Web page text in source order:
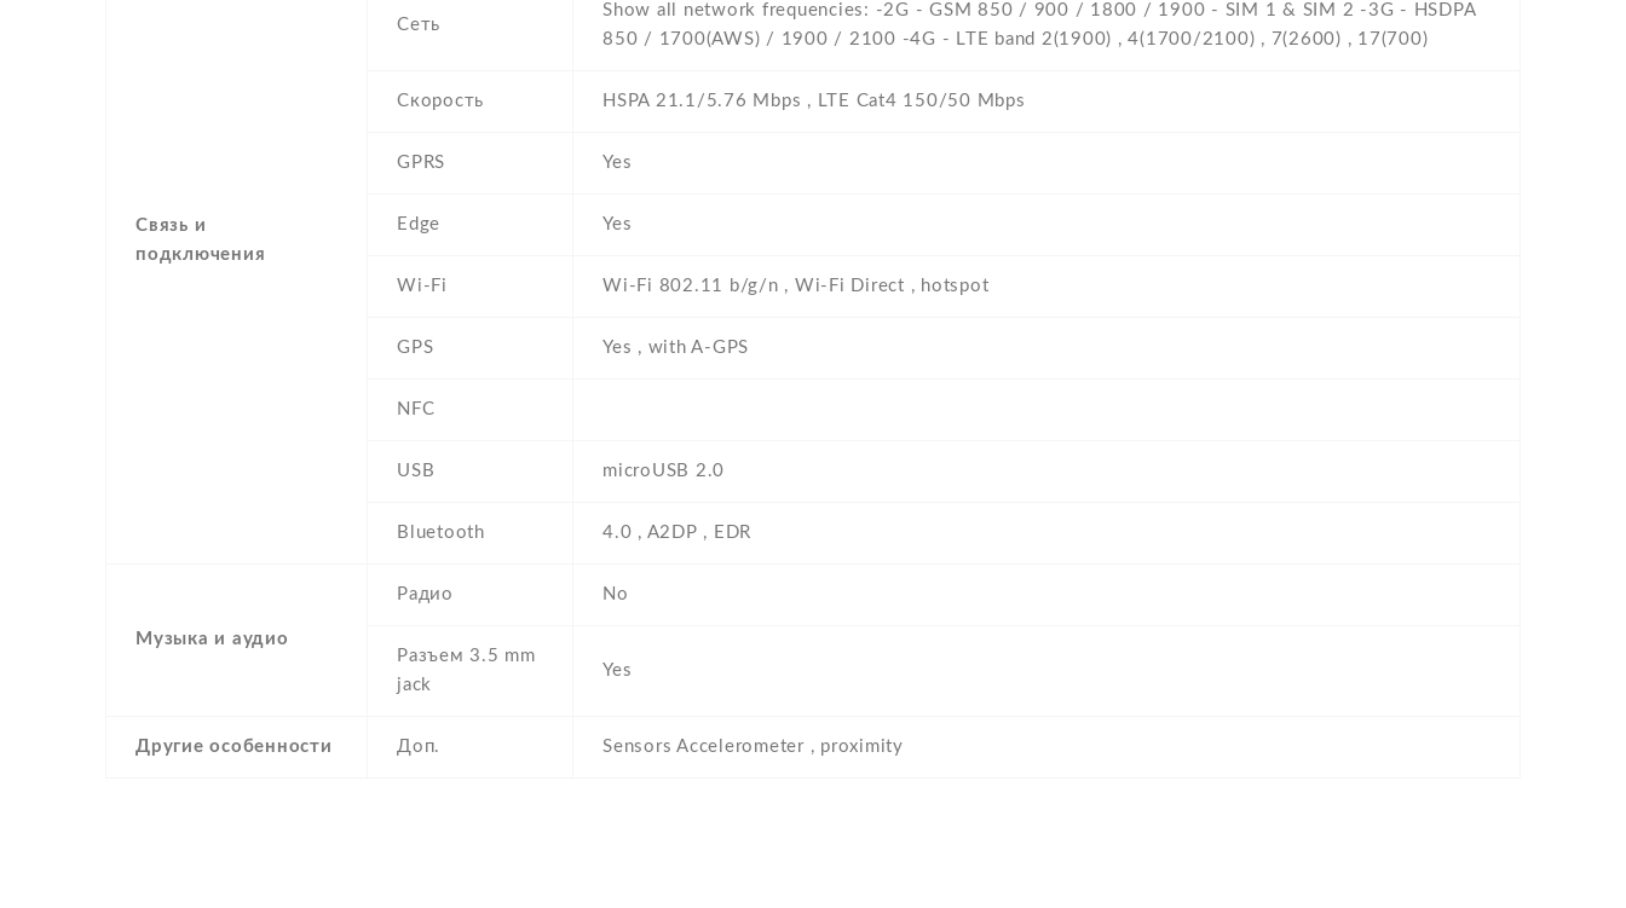
Связь и
подключения
Сеть
Show all network frequencies: -2G - GSM 850 / 900 / 1800 / 1900 - SIM 1 & SIM 2 -3G - HSDPA
850 / 1700(AWS) / 1900 / 2100 -4G - LTE band 2(1900) , 4(1700/2100) , 7(2600) , 17(700)
Скорость HSPA 21.1/5.76 Mbps , LTE Cat4 150/50 Mbps
GPRS Yes
Edge Yes
Wi-Fi Wi-Fi 802.11 b/g/n , Wi-Fi Direct , hotspot
GPS Yes , with A-GPS
NFC
USB microUSB 2.0
Bluetooth 4.0 , A2DP , EDR
Музыка и аудио
Радио No
Разъем 3.5 mm
jack
Yes
Другие особенности Доп. Sensors Accelerometer , proximity